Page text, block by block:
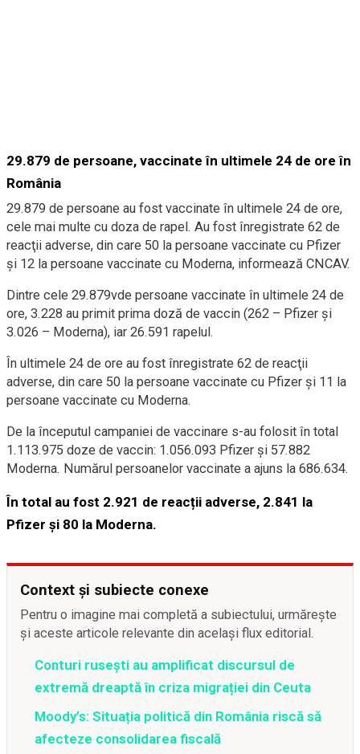
29.879 de persoane, vaccinate în ultimele 24 de ore în
România
29.879 de persoane au fost vaccinate în ultimele 24 de ore,
cele mai multe cu doza de rapel. Au fost înregistrate 62 de
reacţii adverse, din care 50 la persoane vaccinate cu Pfizer
şi 12 la persoane vaccinate cu Moderna, informează CNCAV.
Dintre cele 29.879vde persoane vaccinate în ultimele 24 de
ore, 3.228 au primit prima doză de vaccin (262 – Pfizer și
3.026 – Moderna), iar 26.591 rapelul.
În ultimele 24 de ore au fost înregistrate 62 de reacţii
adverse, din care 50 la persoane vaccinate cu Pfizer şi 11 la
persoane vaccinate cu Moderna.
De la începutul campaniei de vaccinare s-au folosit în total
1.113.975 doze de vaccin: 1.056.093 Pfizer și 57.882
Moderna. Numărul persoanelor vaccinate a ajuns la 686.634.
În total au fost 2.921 de reacții adverse, 2.841 la
Pfizer și 80 la Moderna.
Context și subiecte conexe
Pentru o imagine mai completă a subiectului, urmărește
și aceste articole relevante din același flux editorial.
Conturi rusești au amplificat discursul de
extremă dreaptă în criza migrației din Ceuta
Moody’s: Situația politică din România riscă să
afecteze consolidarea fiscală